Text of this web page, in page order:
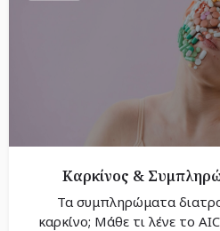
Καρκίνος &
Τα συμπληρώματα
καρκίνο; Μάθε τι λένε το